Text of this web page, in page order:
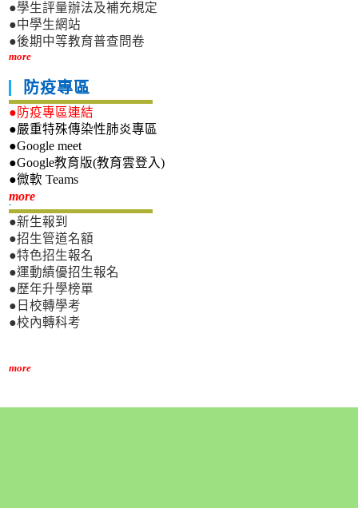
●學生評量辦法及補充規定
●中學生網站
●後期中等教育普查問卷
more
防疫專區
●防疫專區連結
●嚴重特殊傳染性肺炎專區
●Google meet
●Google教育版(教育雲登入)
●微軟 Teams
more新生專區
●新生報到
●招生管道名額
●特色招生報名
●運動績優招生報名
●歷年升學榜單
●日校轉學考
●校內轉科考
more